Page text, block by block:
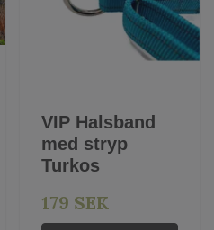
VIP Halsband
med stryp
Turkos
179 SEK